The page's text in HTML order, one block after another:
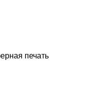
печать